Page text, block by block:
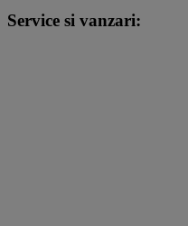
Service si vanzari: